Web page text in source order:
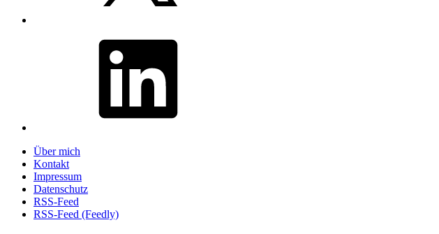
Über mich
Kontakt
Impressum
Datenschutz
RSS-Feed
RSS-Feed (Feedly)